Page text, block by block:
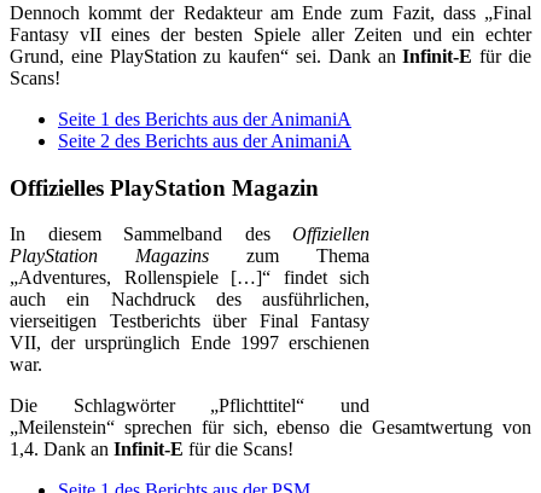
Dennoch kommt der Redakteur am Ende zum Fazit, dass „Final
Fantasy vII eines der besten Spiele aller Zeiten und ein echter
Grund, eine PlayStation zu kaufen“ sei. Dank anInfinit-E für die
Scans!
Seite 1 des Berichts aus der AnimaniA
Seite 2 des Berichts aus der AnimaniA
Offizielles PlayStation Magazin
In diesem Sammelband des Offiziellen
PlayStation Magazins zum Thema
„Adventures, Rollenspiele […]“ findet sich
auch ein Nachdruck des ausführlichen,
vierseitigen Testberichts über Final Fantasy
VII, der ursprünglich Ende 1997 erschienen
war.
Die Schlagwörter „Pflichttitel“ und
„Meilenstein“ sprechen für sich, ebenso die Gesamtwertung von
1,4. Dank an Infinit-E für die Scans!